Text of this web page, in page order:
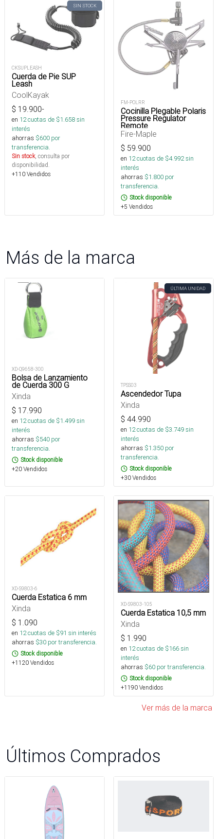
SIN STOCK
CKSUPLEASH
Cuerda de Pie SUP
Leash
CoolKayak
$ 19.900-
en 12cuotas de $1.658sin
interés
ahorras $600 por
transferencia.
Sin stock, consulta por
disponibilidad.
+110 Vendidos
FM-POLRR
Cocinilla Plegable Polaris
Pressure Regulator
Remote
Fire-Maple
$ 59.900
en 12cuotas de $4.992sin
interés
ahorras $1.800 por
transferencia.
Stock disponible
+5 Vendidos
Más de la marca
XD-Q9658-300
Bolsa de Lanzamiento
de Cuerda 300 G
Xinda
$ 17.990
en 12cuotas de $1.499sin
interés
ahorras $540 por
transferencia.
Stock disponible
+20 Vendidos
ÚLTIMA UNIDAD
TPSS03
Ascendedor Tupa
Xinda
$ 44.990
en 12cuotas de $3.749sin
interés
ahorras $1.350 por
transferencia.
Stock disponible
+30 Vendidos
XD-S9803-6
Cuerda Estatica 6 mm
Xinda
$ 1.090
en 12cuotas de $91 sin interés
ahorras $30 por transferencia.
Stock disponible
+1120 Vendidos
XD-S9803-105
Cuerda Estatica 10,5 mm
Xinda
$ 1.990
en 12cuotas de $166sin
interés
ahorras $60 por transferencia.
Stock disponible
+1190 Vendidos
Ver más de la marca
Últimos Comprados